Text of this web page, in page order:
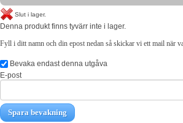
Slut i lager.
Denna produkt finns tyvärr inte i lager.
Fyll i ditt namn och din epost nedan så skickar vi ett mail när
Bevaka endast denna utgåva
E-post
Spara bevakning